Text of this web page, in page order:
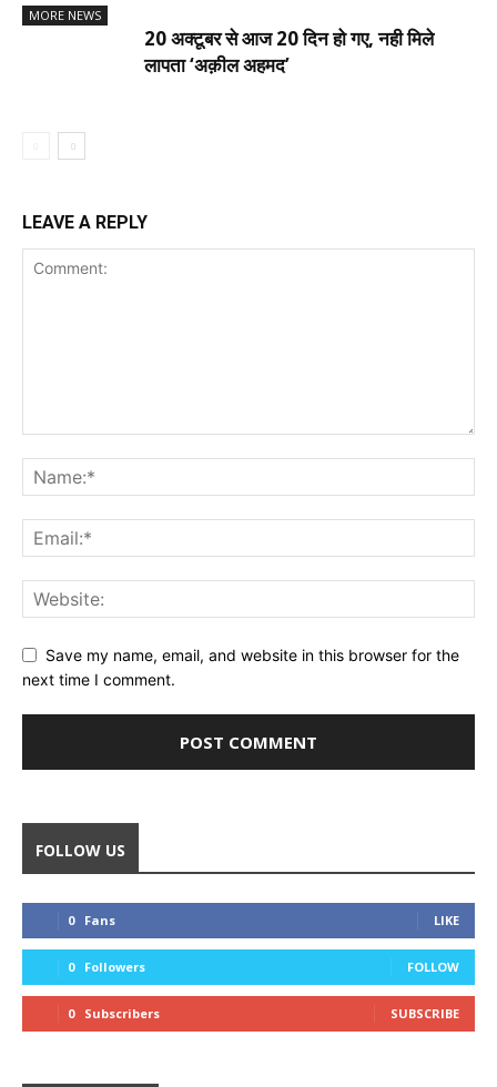
MORE NEWS
20 अक्टूबर से आज 20 दिन हो गए, नही मिले
लापता ‘अक़ील अहमद’
LEAVE A REPLY
Save my name, email, and website in this browser for the
next time I comment.
FOLLOW US
0 Fans LIKE
0 Followers FOLLOW
0 Subscribers SUBSCRIBE